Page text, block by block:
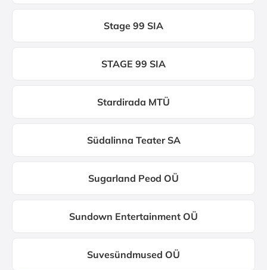
Stage 99 SIA
STAGE 99 SIA
Stardirada MTÜ
Südalinna Teater SA
Sugarland Peod OÜ
Sundown Entertainment OÜ
Suvesündmused OÜ